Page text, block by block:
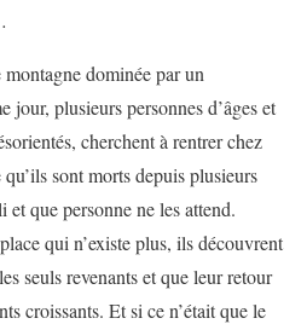
dominée par un
jour, plusieurs personnes d’âges et
cherchent à rentrer chez
sont morts depuis plusieurs
et que personne ne les attend.
qui n’existe plus, ils découvrent
seuls revenants et que leur retour
croissants. Et si ce n’était que le